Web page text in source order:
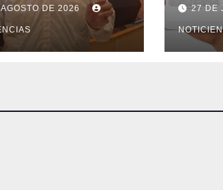
frutos”
DE 2026 27 DE